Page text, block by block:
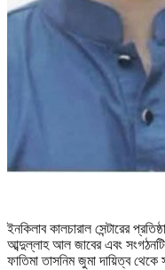
ইনকিলাব কালচারাল সেন্টারের
আব্দুল্লাহ আল জাবের এবং
ফাতিমা তাসনিম জুমা দায়িত্ব থেকে